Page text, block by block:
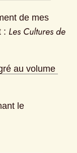
de mes
: Les Cultures de
au volume
le